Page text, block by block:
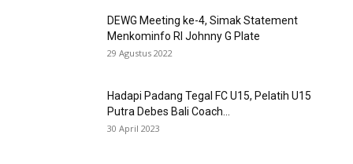
DEWG Meeting ke-4, Simak Statement
Menkominfo RI Johnny G Plate
29 Agustus 2022
Hadapi Padang Tegal FC U15, Pelatih U15
Putra Debes Bali Coach...
30 April 2023